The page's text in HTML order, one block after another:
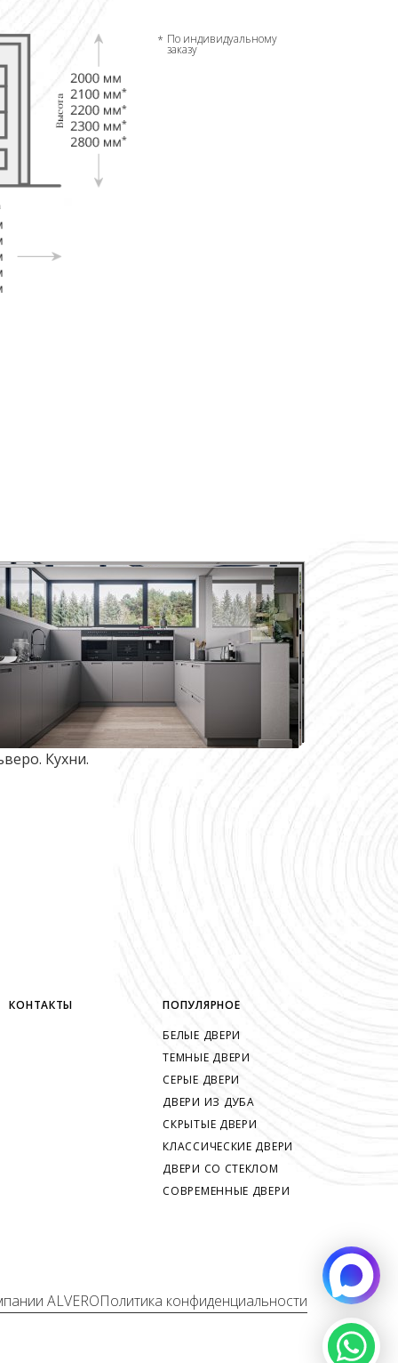
По индивидуальному
заказу
Кухни.
КОНТАКТЫ
ПОПУЛЯРНОЕ
БЕЛЫЕ ДВЕРИ
ТЕМНЫЕ ДВЕРИ
СЕРЫЕ ДВЕРИ
ДВЕРИ ИЗ ДУБА
СКРЫТЫЕ ДВЕРИ
КЛАССИЧЕСКИЕ ДВЕРИ
ДВЕРИ СО СТЕКЛОМ
СОВРЕМЕННЫЕ ДВЕРИ
ALVEROПолитика конфиденциальности